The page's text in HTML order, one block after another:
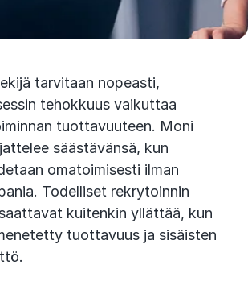
tarvitaan nopeasti,
tehokkuus vaikuttaa
tuottavuuteen. Moni
säästävänsä, kun
omatoimisesti ilman
Todelliset rekrytoinnin
kuitenkin yllättää, kun
tuottavuus ja sisäisten